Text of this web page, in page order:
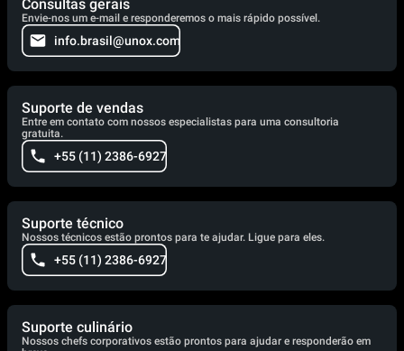
Consultas gerais
Envie-nos um e-mail e responderemos o mais rápido possível.
info.brasil@unox.com
Suporte de vendas
Entre em contato com nossos especialistas para uma consultoria
gratuita.
+55 (11) 2386-6927
Suporte técnico
Nossos técnicos estão prontos para te ajudar. Ligue para eles.
+55 (11) 2386-6927
Suporte culinário
Nossos chefs corporativos estão prontos para ajudar e responderão em